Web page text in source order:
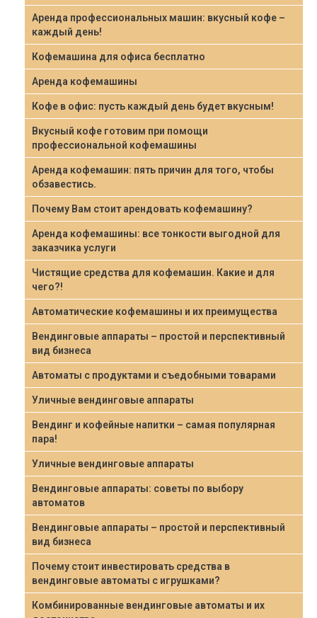
Аренда профессиональных машин: вкусный кофе –
каждый день!
Кофемашина для офиса бесплатно
Аренда кофемашины
Кофе в офис: пусть каждый день будет вкусным!
Вкусный кофе готовим при помощи
профессиональной кофемашины
Аренда кофемашин: пять причин для того, чтобы
обзавестись.
Почему Вам стоит арендовать кофемашину?
Аренда кофемашины: все тонкости выгодной для
заказчика услуги
Чистящие средства для кофемашин. Какие и для
чего?!
Автоматические кофемашины и их преимущества
Вендинговые аппараты – простой и перспективный
вид бизнеса
Автоматы с продуктами и съедобными товарами
Уличные вендинговые аппараты
Вендинг и кофейные напитки – самая популярная
пара!
Уличные вендинговые аппараты
Вендинговые аппараты: советы по выбору
автоматов
Вендинговые аппараты – простой и перспективный
вид бизнеса
Почему стоит инвестировать средства в
вендинговые автоматы с игрушками?
Комбинированные вендинговые автоматы и их